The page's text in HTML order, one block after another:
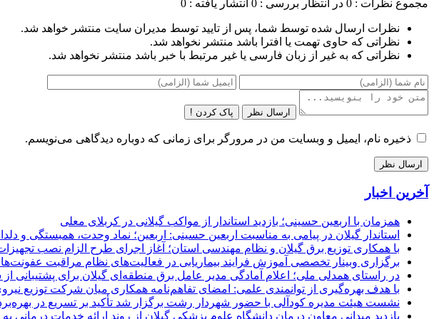
مجموع نظرات : 0 در انتظار بررسی : 0 انتشار یافته : 0
نظرات ارسال شده توسط شما، پس از تایید توسط مدیران سایت منتشر خواهد شد.
نظراتی که حاوی تهمت یا افترا باشد منتشر نخواهد شد.
نظراتی که به غیر از زبان فارسی یا غیر مرتبط با خبر باشد منتشر نخواهد شد.
ارسال نظر پاک کردن !
ذخیره نام، ایمیل و وبسایت من در مرورگر برای زمانی که دوباره دیدگاهی می‌نویسم.
آخرین اخبار
همزمان با اربعین حسینی؛ بازدید استاندار از مواکب گیلانی در کربلای معلی
استاندار گیلان در پیامی به مناسبت اربعین حسینی: اربعین؛ نماد وحدت، همبستگی و
با همکاری توزیع برق گیلان و نظام مهندسی استان؛ آغاز اجرای طرح الزام نصب
برگزاری وبینار تخصصی آموزش فرایند بیماریابی در فعالیت‌های نظام مراقبت
در راستای همدلی ملی؛ اعلام آمادگی مدیر عامل برق منطقه‌ای گیلان برای پشتیبانی
با هدف بهره‌گیری از توانمندی علمی: امضای تفاهم‌نامه همكاری میان شركت توزیع
نشست هیئت مدیره کودآلی با حضور شهردار رشت برگزار شد تأکید بر تسریع در
بازدید میدانی معاون درمان دانشگاه علوم پزشکی گیلان از روند ارائه خدمات